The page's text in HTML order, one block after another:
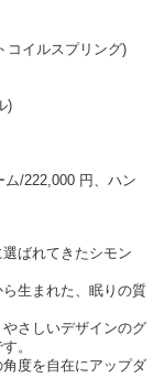
コイルスプリング)
)
/222,000 円、ハン
ばれてきたシモン
生まれた、眠りの質
さしいデザインのグ
。
度を自在にアップダ